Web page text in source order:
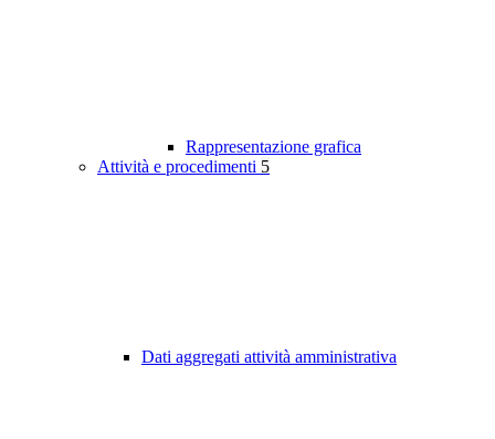
Rappresentazione grafica
Attività e procedimenti 5
Dati aggregati attività amministrativa